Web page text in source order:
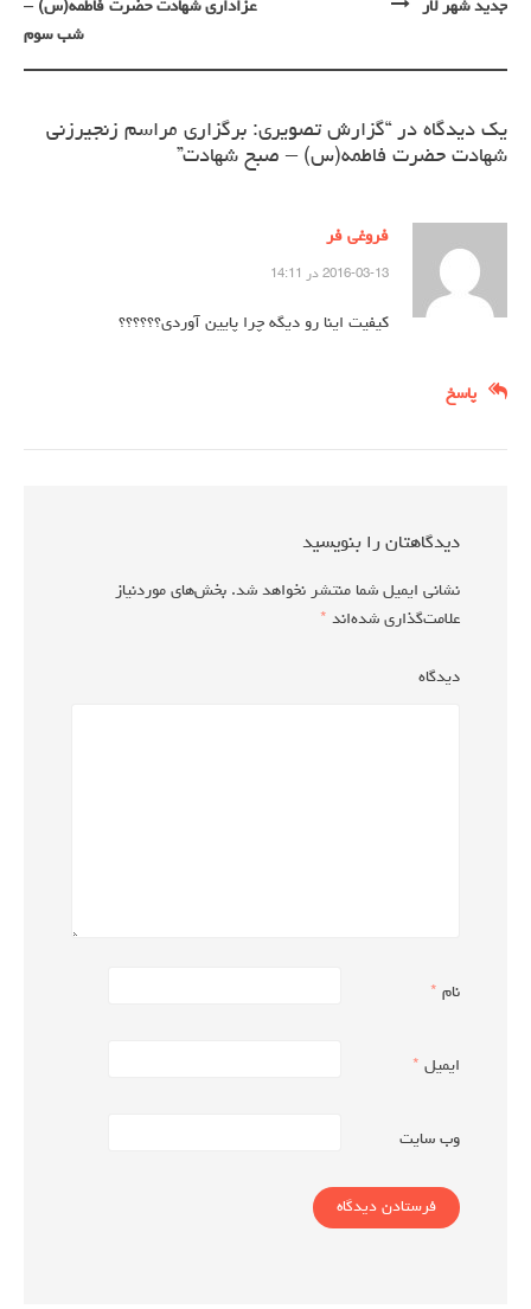
نوشته
عزاداری شهادت حضرت فاطمه(س) –
شب سوم
جدید شهر لار
یک دیدگاه در “گزارش تصویری: برگزاری مراسم زنجیرزنی
شهادت حضرت فاطمه(س) – صبح شهادت”
فروغی فر
2016-03-13 در 14:11
کیفیت اینا رو دیگه چرا پایین آوردی؟؟؟؟؟؟
پاسخ
دیدگاهتان را بنویسید
نشانی ایمیل شما منتشر نخواهد شد. بخش‌های موردنیاز
علامت‌گذاری شده‌اند *
دیدگاه
نام *
ایمیل *
وب‌ سایت